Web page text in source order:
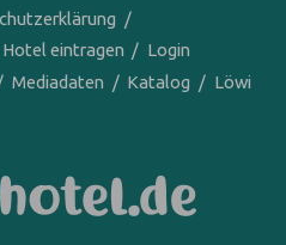
Hotel eintragen
Login
Mediadaten Katalog
Löwi